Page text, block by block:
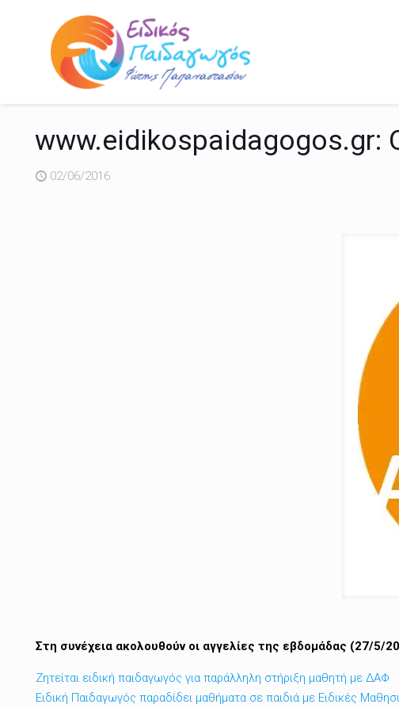
www.eidikospaidagogos.gr:
02/06/2016
Στη συνέχεια ακολουθούν οι αγγελίες της εβδομάδας (27/5/
Ζητείται ειδική παιδαγωγός για παράλληλη στήριξη μαθητή με ΔΑΦ
Ειδική Παιδαγωγός παραδίδει μαθήματα σε παιδιά με Ειδικές